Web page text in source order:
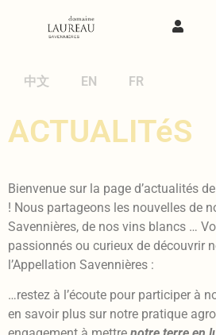
中文 EN FR
ACTUALITéS
Bienvenue sur la page d’actualités
! Nous partageons les nouvelles de
Savennières, de nos vins blancs …
passionnés ou curieux de découvrir
l’Appellation Savennières :
…restez à l’écoute pour participer à
en savoir plus sur notre pratique